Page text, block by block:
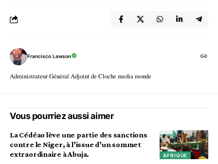
Francisco Lawson
Administrateur Général Adjoint de Cloche media monde
Vous pourriez aussi aimer
AFRIQUE
La Cédéao lève une partie des sanctions
contre le Niger, à l’issue d’un sommet
extraordinaire à Abuja.